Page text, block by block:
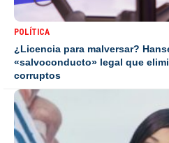
POLÍTICA
¿Licencia para malversar?
«salvoconducto» legal que
corruptos